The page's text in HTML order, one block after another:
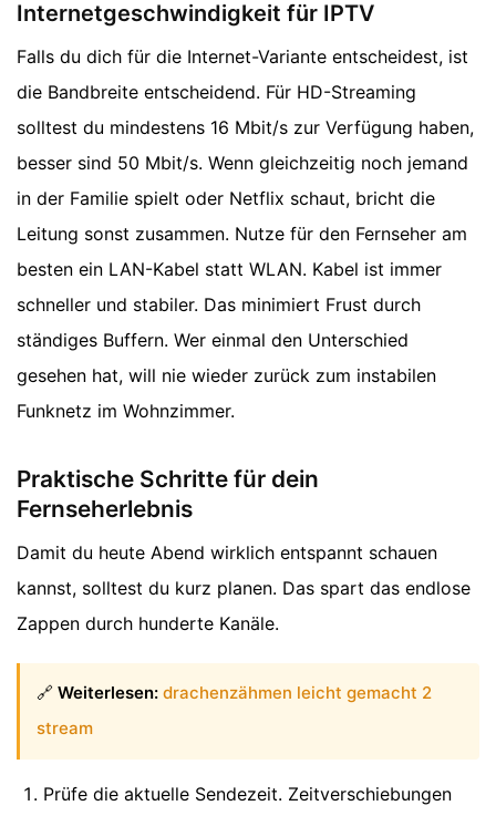
Internetgeschwindigkeit für IPTV
Falls du dich für die Internet-Variante entscheidest, ist
die Bandbreite entscheidend. Für HD-Streaming
solltest du mindestens 16 Mbit/s zur Verfügung haben,
besser sind 50 Mbit/s. Wenn gleichzeitig noch jemand
in der Familie spielt oder Netflix schaut, bricht die
Leitung sonst zusammen. Nutze für den Fernseher am
besten ein LAN-Kabel statt WLAN. Kabel ist immer
schneller und stabiler. Das minimiert Frust durch
ständiges Buffern. Wer einmal den Unterschied
gesehen hat, will nie wieder zurück zum instabilen
Funknetz im Wohnzimmer.
Praktische Schritte für dein
Fernseherlebnis
Damit du heute Abend wirklich entspannt schauen
kannst, solltest du kurz planen. Das spart das endlose
Zappen durch hunderte Kanäle.
🔗 Weiterlesen: drachenzähmen leicht gemacht 2
stream
Prüfe die aktuelle Sendezeit. Zeitverschiebungen